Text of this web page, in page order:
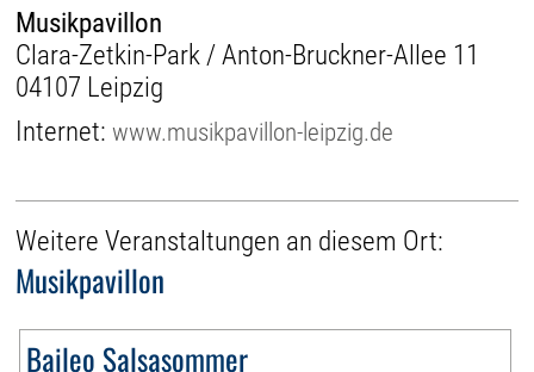
Musikpavillon
Clara-Zetkin-Park / Anton-Bruckner-Allee 11
04107 Leipzig
Internet:www.musikpavillon-leipzig.de
Weitere Veranstaltungen an diesem Ort:
Musikpavillon
Baileo Salsasommer